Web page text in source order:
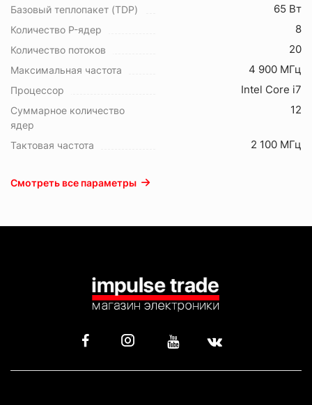
Базовый теплопакет (TDP) 65 Вт
Количество P-ядер 8
Количество потоков 20
Максимальная частота 4 900 МГц
Процессор Intel Core i7
Суммарное количество
ядер
12
Тактовая частота 2 100 МГц
Смотреть все параметры